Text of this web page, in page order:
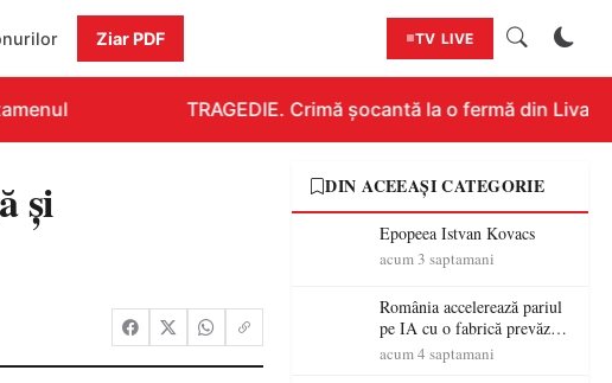
Ziar PDF TV LIVE
TRAGEDIE. Crimă șocantă la o fermă din
și
DIN ACEEAȘI CATEGORIE
Epopeea Istvan Kovacs
acum 3 saptamani
România accelerează pariul
pe IA cu o fabrică prevăzută
pentru 2027
acum 4 saptamani